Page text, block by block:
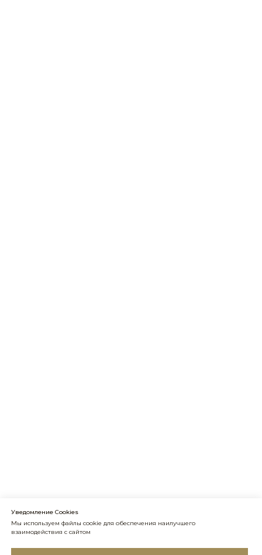
Уведомление Cookies
Мы используем файлы cookie для обеспечения наилучшего
взаимодействия с сайтом